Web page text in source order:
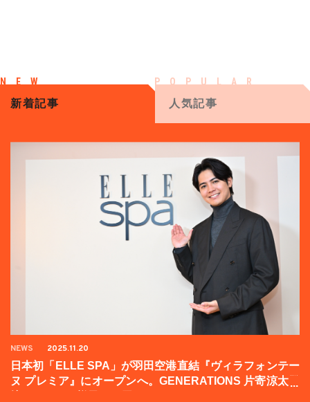
新着記事 人気記事
NEWS 2025.11.20
日本初「ELLE SPA」が羽田空港直結『ヴィラフォンテー
ヌ プレミア』にオープンへ。GENERATIONS 片寄涼太登